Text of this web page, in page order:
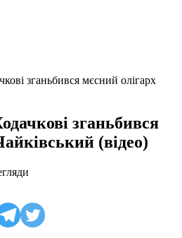
зганьбився мєсний олігарх
зганьбився
(відео)